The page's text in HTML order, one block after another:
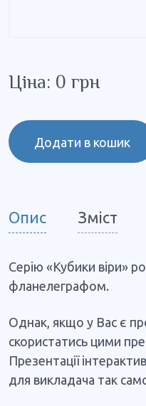
Ціна: 0 грн
Додати в кошик
Опис Зміст
Серію «Кубики віри»
фланелеграфом.
Однак, якщо у Вас є
скористатись цими
Презентації
для викладача так